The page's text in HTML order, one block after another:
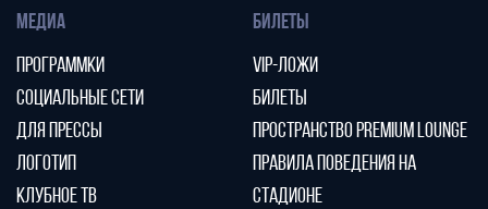
МЕДИА
ПРОГРАММКИ
СОЦИАЛЬНЫЕ СЕТИ
ДЛЯ ПРЕССЫ
ЛОГОТИП
КЛУБНОЕ ТВ
БИЛЕТЫ
VIP-ЛОЖИ
БИЛЕТЫ
ПРОСТРАНСТВО PREMIUM LOUNGE
ПРАВИЛА ПОВЕДЕНИЯ НА
СТАДИОНЕ